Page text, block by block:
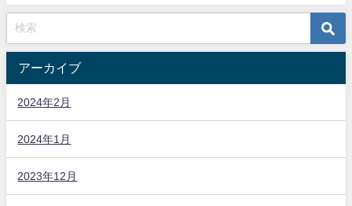
アーカイブ
2024年2月
2024年1月
2023年12月